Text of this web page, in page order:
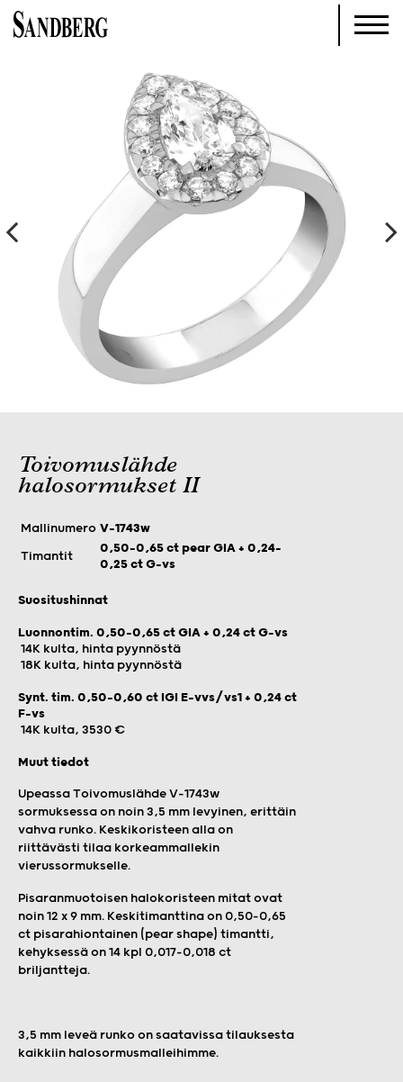
Toivomuslähde
halosormukset II
Mallinumero V-1743w
Timantit
0,50–0,65 ct pear GIA + 0,24–
0,25 ct G-vs
Suositushinnat
Luonnontim. 0,50–0,65 ct GIA + 0,24 ct G-vs
14K kulta, hinta pyynnöstä
18K kulta, hinta pyynnöstä
Synt. tim. 0,50-0,60 ct IGI E-vvs/vs1 + 0,24 ct
F-vs
14K kulta, 3530 €
Muut tiedot
Upeassa Toivomuslähde V-1743w
sormuksessa on noin 3,5 mm levyinen, erittäin
vahva runko. Keskikoristeen alla on
riittävästi tilaa korkeammallekin
vierussormukselle.
Pisaranmuotoisen halokoristeen mitat ovat
noin 12 x 9 mm. Keskitimanttina on 0,50–0,65
ct pisarahiontainen (pear shape) timantti,
kehyksessä on 14 kpl 0,017-0,018 ct
briljantteja.
3,5 mm leveä runko on saatavissa tilauksesta
kaikkiin halosormusmalleihimme.